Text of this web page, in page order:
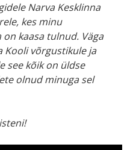
Narva Kesklinna
kes minu
kaasa tulnud. Väga
Kooli võrgustikule ja
see kõik on üldse
olnud minuga sel